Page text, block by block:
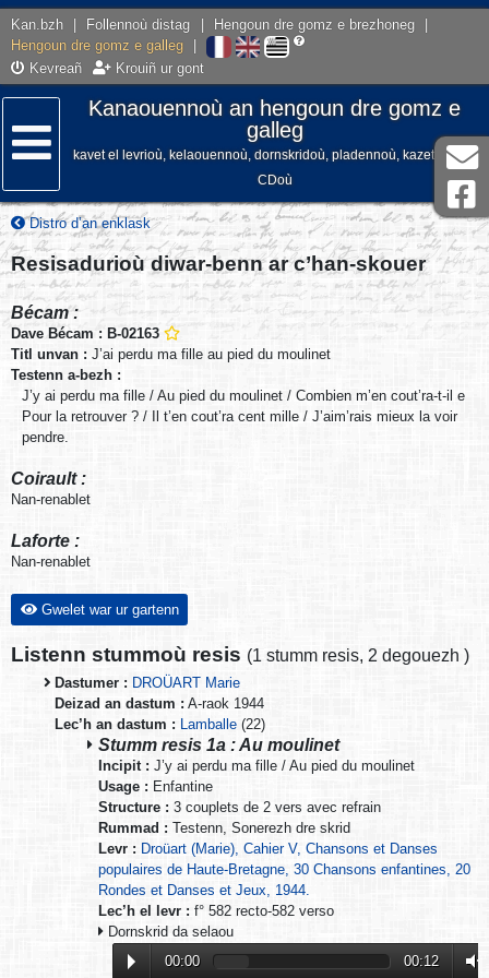
Kan.bzh Follennoù distag Hengoun dre gomz e brezhoneg
Hengoun dre gomz e galleg
Kevreañ
Krouiñ ur gont
Lañser
Kanaouennoù an hengoun dre gomz e
galleg
kavet el levrioù, kelaouennoù, dornskridoù, pladennoù, kazetennoù,
CDoù
Distro d’an enklask
Resisadurioù diwar-benn ar c’han-skouer
Bécam :
Dave Bécam : B-02163
Titl unvan : J’ai perdu ma fille au pied du moulinet
Testenn a-bezh :
J’y ai perdu ma fille / Au pied du moulinet / Combien m’en cout’ra-t-il e
Pour la retrouver ? / Il t’en cout’ra cent mille / J’aim’rais mieux la voir
pendre.
Coirault :
Nan-renablet
Laforte :
Nan-renablet
Gwelet war ur gartenn
Listenn stummoù resis (1 stumm resis, 2 degouezh )
Dastumer : DROÜART Marie
Deizad an dastum : A-raok 1944
Lec’h an dastum : Lamballe (22)
Stumm resis 1a : Au moulinet
Incipit : J’y ai perdu ma fille / Au pied du moulinet
Usage : Enfantine
Structure : 3 couplets de 2 vers avec refrain
Rummad : Testenn, Sonerezh dre skrid
Levr : Droüart (Marie), Cahier V, Chansons et Danses
populaires de Haute-Bretagne, 30 Chansons enfantines, 20
Rondes et Danses et Jeux, 1944.
Lec’h el levr : f° 582 recto-582 verso
Dornskrid da selaou
00:00
00:12